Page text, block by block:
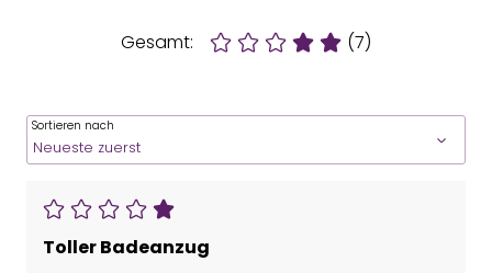
Gesamt: (7)
Sortieren nach
Toller Badeanzug